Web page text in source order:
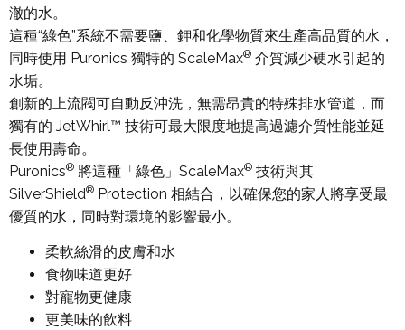
澈的水。
這種“綠色”系統不需要鹽、鉀和化學物質來生產高品質的水，
同時使用 Puronics 獨特的 ScaleMax® 介質減少硬水引起的
水垢。
創新的上流閥可自動反沖洗，無需昂貴的特殊排水管道，而
獨有的 JetWhirl™ 技術可最大限度地提高過濾介質性能並延
長使用壽命。
Puronics® 將這種「綠色」ScaleMax® 技術與其
SilverShield® Protection 相結合，以確保您的家人將享受最
優質的水，同時對環境的影響最小。
柔軟絲滑的皮膚和水
食物味道更好
對寵物更健康
更美味的飲料